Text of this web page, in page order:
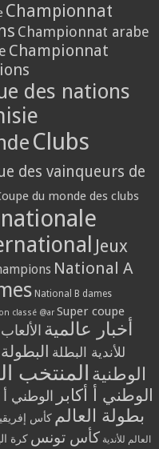
Championnat
Championnat arabe
Championnat
des nations
Clubs
des vainqueurs de
du monde des clubs
Jeux
National A
National B dames
classé @ar Super coupe
أخبار عالمية
للأندية البطلة
الوطنية المنتخب
الوطني أ أكابر الوطني
بطولة العالم كأس
العالم للأندية كأس تونس كرة